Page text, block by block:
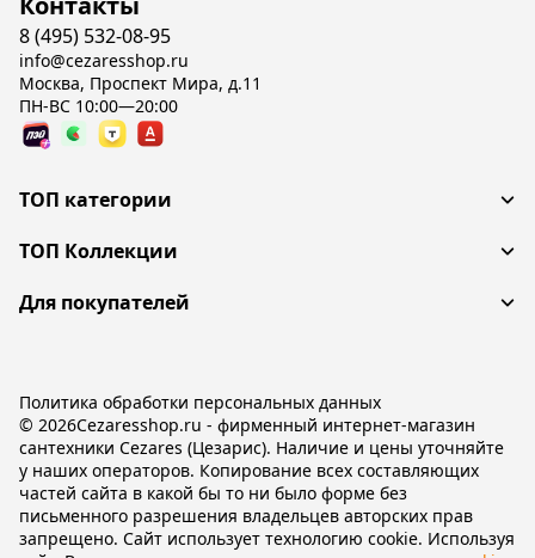
8 (495) 532-08-95
info@cezaresshop.ru
Москва, Проспект Мира, д.11
ПН-ВС 10:00—20:00
ТОП категории
ТОП Коллекции
Для покупателей
© 2026Cezaresshop.ru - фирменный интернет-магазин
сантехники Cezares (Цезарис). Наличие и цены уточняйте
у наших операторов. Копирование всех составляющих
частей сайта в какой бы то ни было форме без
письменного разрешения владельцев авторских прав
запрещено. Сайт использует технологию cookie. Используя
Политика обработки персональных данных